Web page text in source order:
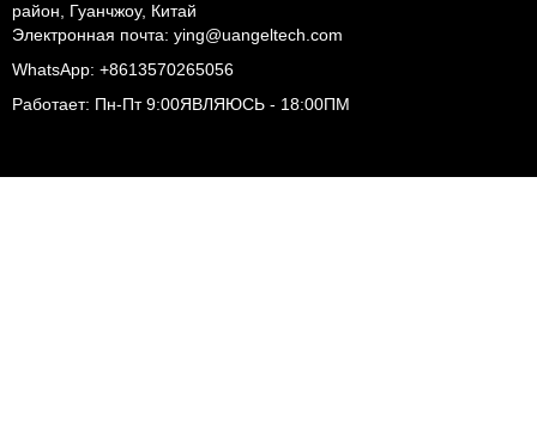
район, Гуанчжоу, Китай
Электронная почта: ying@uangeltech.com
WhatsApp: +8613570265056
Работает: Пн-Пт 9:00ЯВЛЯЮСЬ - 18:00ПМ